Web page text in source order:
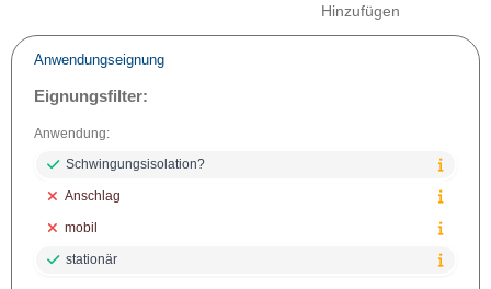
Hinzufügen
Anwendungseignung
Eignungsfilter:
Anwendung:
Schwingungsisolation?
Anschlag
mobil
stationär